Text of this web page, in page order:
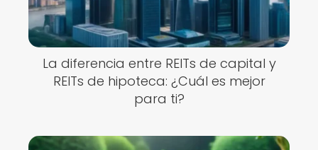
La diferencia entre REITs de capital y
REITs de hipoteca: ¿Cuál es mejor
para ti?